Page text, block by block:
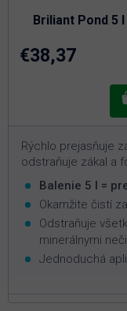
Briliant Pond 5
€38,37
Rýchlo prejasňuje
odstraňuje zákal a
Balenie 5 l =
Okamžite čistí
Odstraňuje
minerálnymi
Jednoduchá